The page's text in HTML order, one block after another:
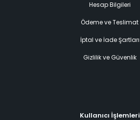
Hesap Bilgileri
Ödeme ve Teslimat
İptal ve İade Şartları
Gizlilik ve Güvenlik
Kullanıcı İşlemleri